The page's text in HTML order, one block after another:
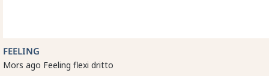
FEELING
Mors ago Feeling flexi dritto